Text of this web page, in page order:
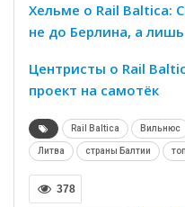
Хельме о Rail Baltica:
не до Берлина, а
Центристы o Rail
проект на самотёк
Rail Baltica Вильнюс
Литва страны Балтии топ
378